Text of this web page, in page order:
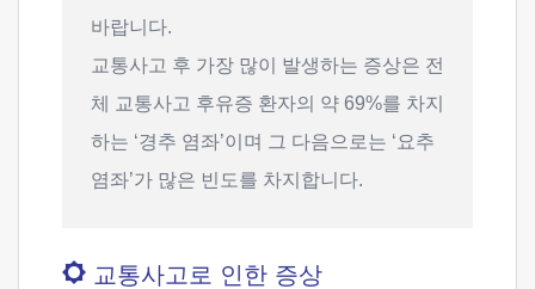
바랍니다.
교통사고 후 가장 많이 발생하는 증상은 전
체 교통사고 후유증 환자의 약 69%를 차지
하는 ‘경추 염좌’이며 그 다음으로는 ‘요추
염좌’가 많은 빈도를 차지합니다.
교통사고로 인한 증상